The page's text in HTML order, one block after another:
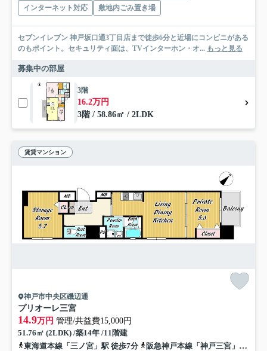
インターネット対応
敷地内ごみ置き場
セブンイレブン 神戸坂口通3丁目店まで徒歩6分と近場にコンビニがある
のもポイント。セキュリティ面は、TVインターホン・オ... もっと見る
募集中の部屋
3階
16.2万円
3階 / 58.86㎡ / 2LDK
賃貸マンション
神戸市中央区磯辺通
プリオーレ三宮
14.9万円 管理/共益費15,000円
51.76㎡ (2LDK) /築14年 /11階建
東海道本線「三ノ宮」駅 徒歩7分
阪急神戸本線「神戸三宮」駅 徒歩9分